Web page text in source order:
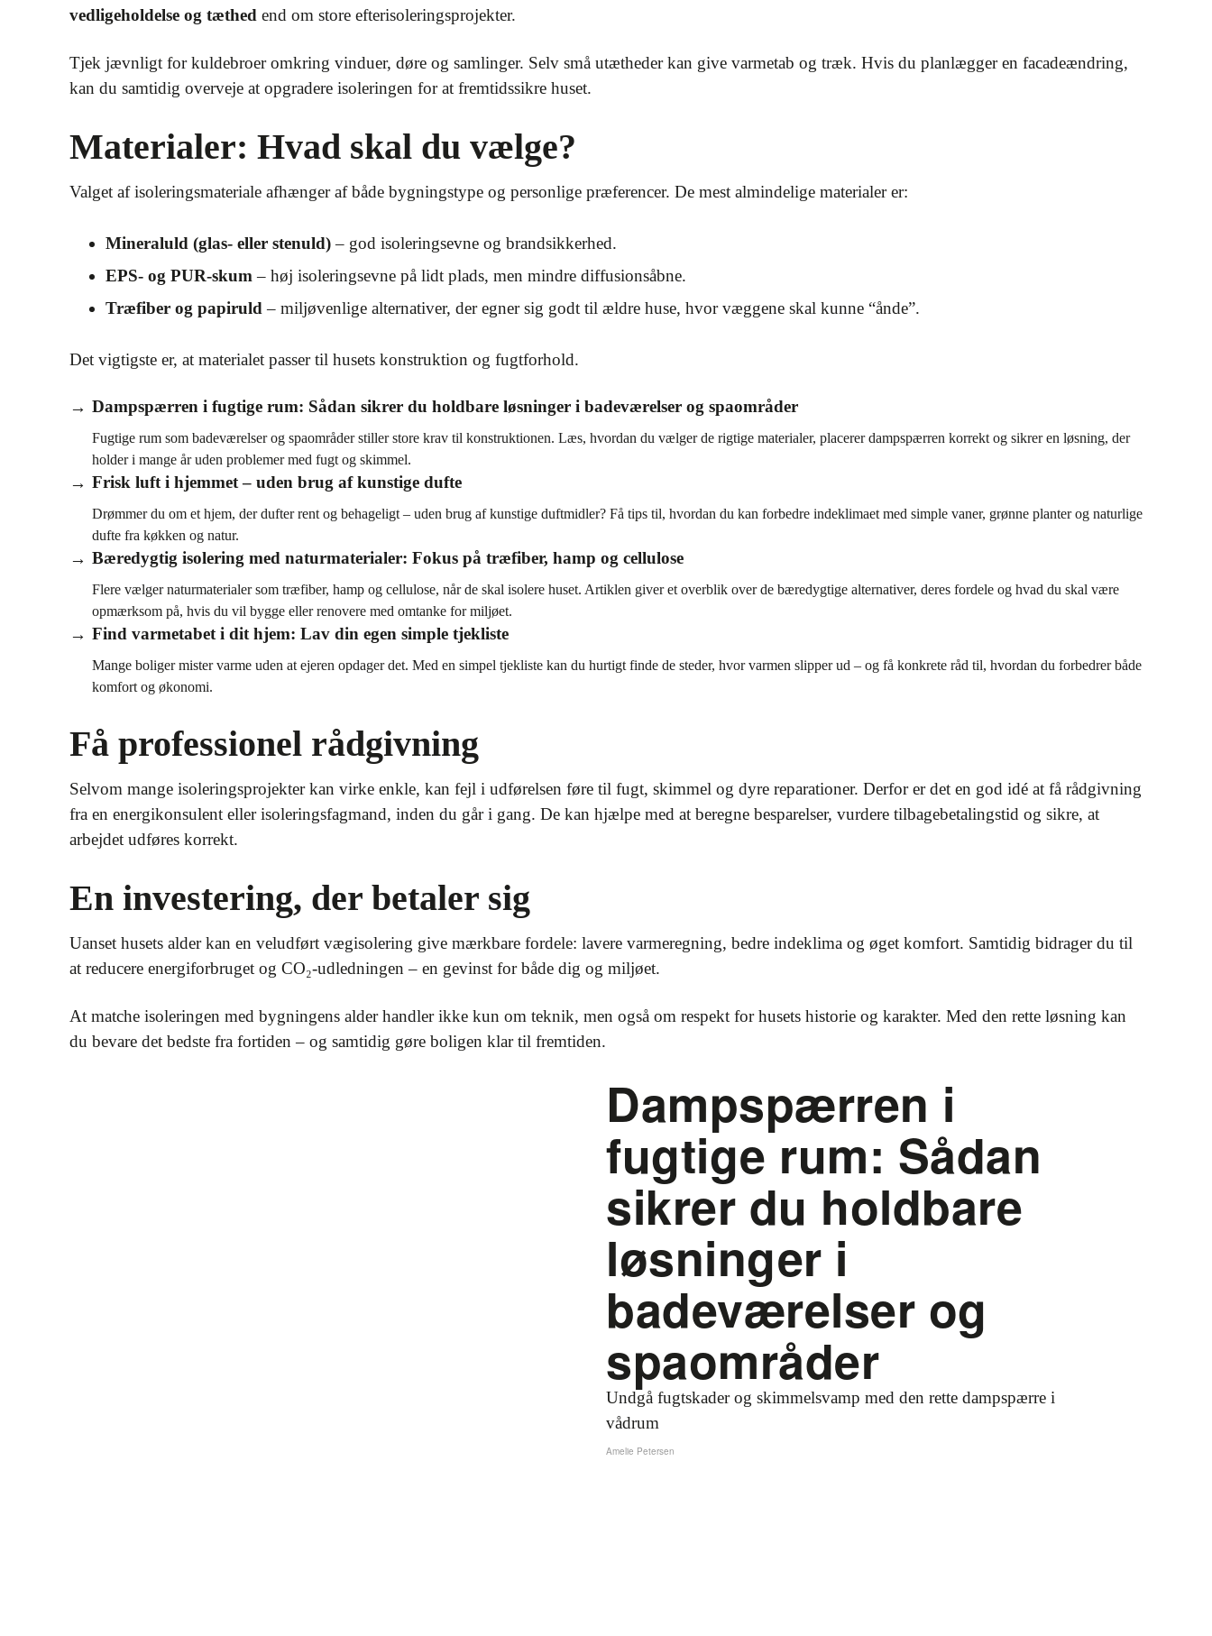
vedligeholdelse og tæthed end om store efterisoleringsprojekter.
Tjek jævnligt for kuldebroer omkring vinduer, døre og samlinger. Selv små utætheder kan give varmetab og træk. Hvis du planlægger en facadeændring,
kan du samtidig overveje at opgradere isoleringen for at fremtidssikre huset.
Materialer: Hvad skal du vælge?
Valget af isoleringsmateriale afhænger af både bygningstype og personlige præferencer. De mest almindelige materialer er:
Mineraluld (glas- eller stenuld)– god isoleringsevne og brandsikkerhed.
EPS- og PUR-skum – høj isoleringsevne på lidt plads, men mindre diffusionsåbne.
Træfiber og papiruld – miljøvenlige alternativer, der egner sig godt til ældre huse, hvor væggene skal kunne “ånde”.
Det vigtigste er, at materialet passer til husets konstruktion og fugtforhold.
Dampspærren i fugtige rum: Sådan sikrer du holdbare løsninger i badeværelser og spaområder
Fugtige rum som badeværelser og spaområder stiller store krav til konstruktionen. Læs, hvordan du vælger de rigtige materialer, placerer dampspærren korrekt og sikrer en løsning, der
holder i mange år uden problemer med fugt og skimmel.
Frisk luft i hjemmet – uden brug af kunstige dufte
Drømmer du om et hjem, der dufter rent og behageligt – uden brug af kunstige duftmidler? Få tips til, hvordan du kan forbedre indeklimaet med simple vaner, grønne planter og naturlige
dufte fra køkken og natur.
Bæredygtig isolering med naturmaterialer: Fokus på træfiber, hamp og cellulose
Flere vælger naturmaterialer som træfiber, hamp og cellulose, når de skal isolere huset. Artiklen giver et overblik over de bæredygtige alternativer, deres fordele og hvad du skal være
opmærksom på, hvis du vil bygge eller renovere med omtanke for miljøet.
Find varmetabet i dit hjem: Lav din egen simple tjekliste
Mange boliger mister varme uden at ejeren opdager det. Med en simpel tjekliste kan du hurtigt finde de steder, hvor varmen slipper ud – og få konkrete råd til, hvordan du forbedrer både
komfort og økonomi.
Få professionel rådgivning
Selvom mange isoleringsprojekter kan virke enkle, kan fejl i udførelsen føre til fugt, skimmel og dyre reparationer. Derfor er det en god idé at få rådgivning
fra en energikonsulent eller isoleringsfagmand, inden du går i gang. De kan hjælpe med at beregne besparelser, vurdere tilbagebetalingstid og sikre, at
arbejdet udføres korrekt.
En investering, der betaler sig
Uanset husets alder kan en veludført vægisolering give mærkbare fordele: lavere varmeregning, bedre indeklima og øget komfort. Samtidig bidrager du til
at reducere energiforbruget og CO₂-udledningen – en gevinst for både dig og miljøet.
At matche isoleringen med bygningens alder handler ikke kun om teknik, men også om respekt for husets historie og karakter. Med den rette løsning kan
du bevare det bedste fra fortiden – og samtidig gøre boligen klar til fremtiden.
Dampspærren i
fugtige rum: Sådan
sikrer du holdbare
løsninger i
badeværelser og
spaområder
Undgå fugtskader og skimmelsvamp med den rette dampspærre i
vådrum
Amelie Petersen